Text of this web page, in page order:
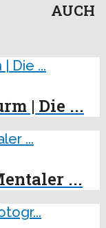
AUCH
| Die ...
...